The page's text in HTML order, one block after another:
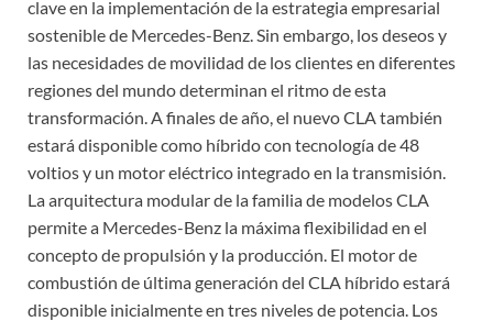
clave en la implementación de la estrategia empresarial
sostenible de Mercedes-Benz. Sin embargo, los deseos y
las necesidades de movilidad de los clientes en diferentes
regiones del mundo determinan el ritmo de esta
transformación. A finales de año, el nuevo CLA también
estará disponible como híbrido con tecnología de 48
voltios y un motor eléctrico integrado en la transmisión.
La arquitectura modular de la familia de modelos CLA
permite a Mercedes-Benz la máxima flexibilidad en el
concepto de propulsión y la producción. El motor de
combustión de última generación del CLA híbrido estará
disponible inicialmente en tres niveles de potencia. Los